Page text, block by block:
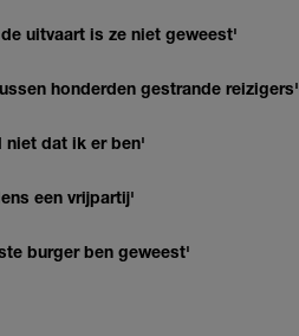
uitvaart is ze niet geweest'
honderden gestrande reizigers'
niet dat ik er ben'
een vrijpartij'
burger ben geweest'